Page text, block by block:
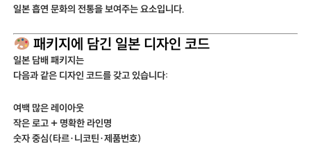
일본 흡연 문화의 전통을 보여주는 요소입니다.
패키지에 담긴 일본 디자인 코드
일본 담배 패키지는
다음과 같은 디자인 코드를 갖고 있습니다:
여백 많은 레이아웃
작은 로고 + 명확한 라인명
숫자 중심(타르·니코틴·제품번호)